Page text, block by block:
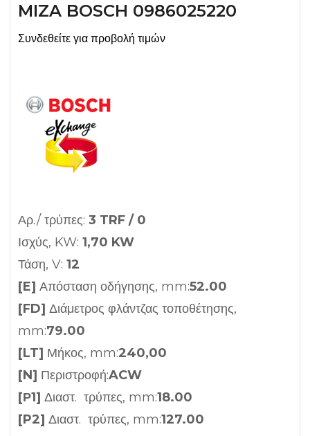
MIZA BOSCH 0986025220
Συνδεθείτε για προβολή τιμών
Αρ./ τρύπες: 3 TRF / 0
Ισχύς, KW: 1,70 KW
Τάση, V: 12
[E] Απόσταση οδήγησης, mm:52.00
[FD] Διάμετρος φλάντζας τοποθέτησης,
mm:79.00
[LT] Μήκος, mm:240,00
[N] Περιστροφή:ACW
[Ρ1] Διαστ. τρύπες, mm:18.00
[P2] Διαστ. τρύπες, mm:127.00